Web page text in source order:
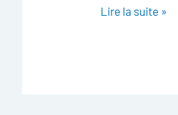
Lire la suite »